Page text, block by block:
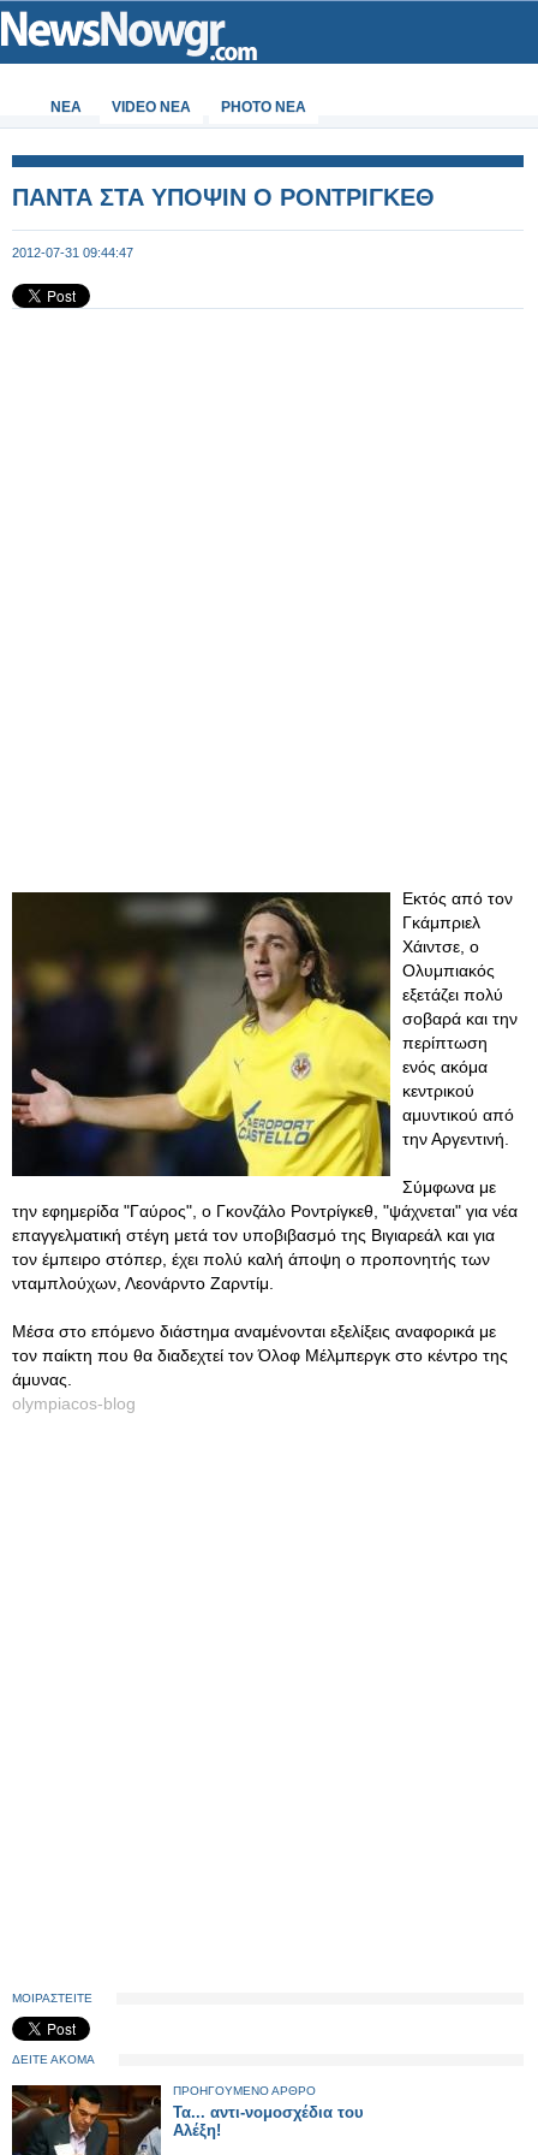
ΝΕΑ VIDEO NEA PHOTO NEA
ΠΑΝΤΑ ΣΤΑ ΥΠΟΨΙΝ Ο ΡΟΝΤΡΙΓΚΕΘ
2012-07-31 09:44:47
Εκτός από τον
Γκάμπριελ
Χάιντσε, ο
Ολυμπιακός
εξετάζει πολύ
σοβαρά και την
περίπτωση
ενός ακόμα
κεντρικού
αμυντικού από
την Αργεντινή.
Σύμφωνα με
την εφημερίδα "Γαύρος", ο Γκονζάλο Ροντρίγκεθ, "ψάχνεται" για νέα
επαγγελματική στέγη μετά τον υποβιβασμό της Βιγιαρεάλ και για
τον έμπειρο στόπερ, έχει πολύ καλή άποψη ο προπονητής των
νταμπλούχων, Λεονάρντο Ζαρντίμ.
Μέσα στο επόμενο διάστημα αναμένονται εξελίξεις αναφορικά με
τον παίκτη που θα διαδεχτεί τον Όλοφ Μέλμπεργκ στο κέντρο της
άμυνας.
olympiacos-blog
ΜΟΙΡΑΣΤΕΙΤΕ
ΔΕΙΤΕ ΑΚΟΜΑ
ΠΡΟΗΓΟΥΜΕΝΟ ΑΡΘΡΟ
Τα... αντι-νομοσχέδια του
Αλέξη!